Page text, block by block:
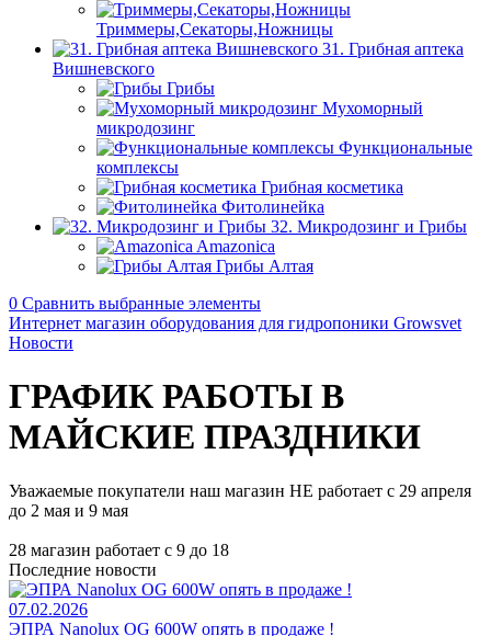
Триммеры,Секаторы,Ножницы
31. Грибная аптека
Вишневского
Грибы
Мухоморный
микродозинг
Функциональные
комплексы
Грибная косметика
Фитолинейка
32. Микродозинг и Грибы
Amazonica
Грибы Алтая
0 Сравнить выбранные элементы
Интернет магазин оборудования для гидропоники Growsvet
Новости
ГРАФИК РАБОТЫ В
МАЙСКИЕ ПРАЗДНИКИ
Уважаемые покупатели наш магазин НЕ работает с 29 апреля
до 2 мая и 9 мая
28 магазин работает с 9 до 18
Последние новости
07.02.2026
ЭПРА Nanolux OG 600W опять в продаже !